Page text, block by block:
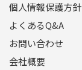
個人情報保護方針
よくあるQ&A
お問い合わせ
会社概要